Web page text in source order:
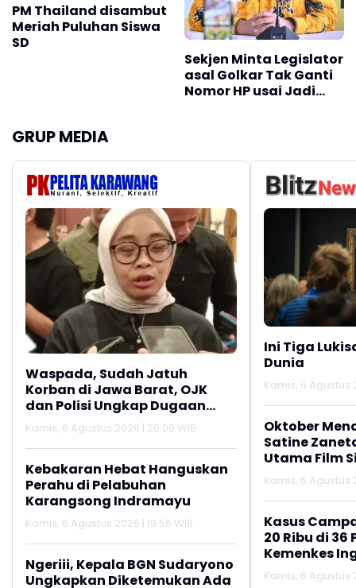
PM Thailand disambut
Meriah Puluhan Siswa
SD
Sekjen Minta Legislator
asal Golkar Tak Ganti
Nomor HP usai Jadi
GRUP MEDIA
Waspada, Sudah Jatuh
Korban di Jawa Barat, OJK
dan Polisi Ungkap Dugaan
Penipuan Modus Titip Limit
Paylater
Kamis, 6 Agustus 2026 | 20:00 WIB
Kebakaran Hebat Hanguskan
Perahu di Pelabuhan
Karangsong Indramayu
Kamis, 6 Agustus 2026 | 19:56 WIB
Ngeriii, Kepala BGN Sudaryono
Ungkapkan Diketemukan Ada
Ini Tiga
Dunia
Kamis, 6 Agustus
Oktober
Satine
Utama Film
Kamis, 6 Agustus
Kasus
20 Ribu di 36
Kemenkes
Pentingnya
Kamis, 6 Agustus